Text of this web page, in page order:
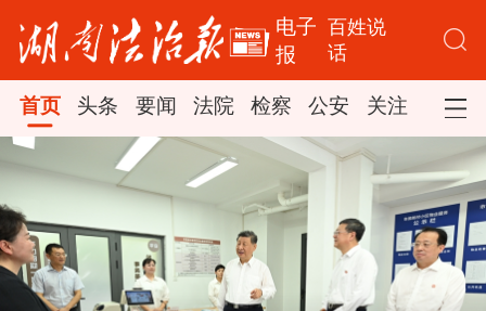
电子
报
百姓说
话
首页 头条 要闻 法院 检察 公安 关注 司法
[“紧紧抓住那些惠及面广、牵一发而动
全身的工作”——突出重点推进健康中
国建设观察]